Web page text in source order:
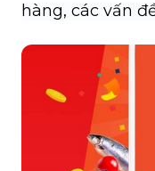
hàng, các vấn